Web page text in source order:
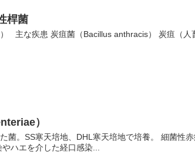
桿菌
主な疾患 炭疽菌（Bacillus anthracis） 炭疽（
）
菌。SS寒天培地、DHL寒天培地で培養。 細菌性
ハエを介した経口感染...